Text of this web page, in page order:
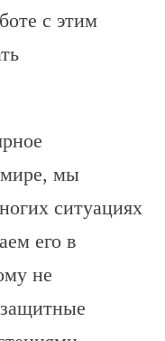
с этим
мире, мы
ситуациях
его в
не
защитные